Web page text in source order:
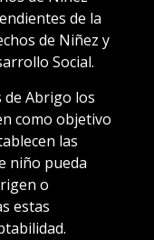
de la
de Niñez y
Social.
de Abrigo los
como objetivo
las
niño pueda
o
estas